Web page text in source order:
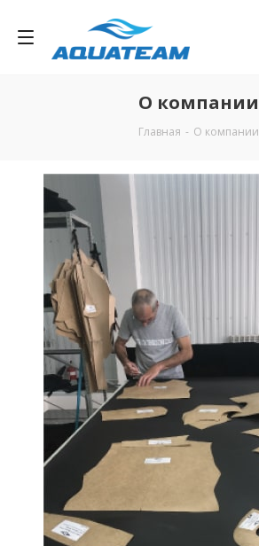
О компании
Главная - О компании